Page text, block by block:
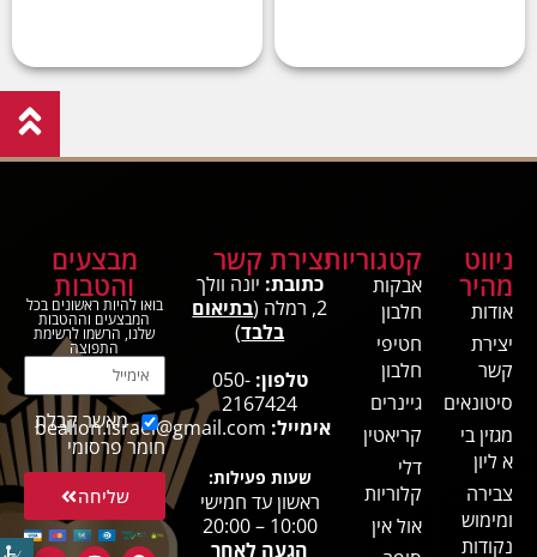
ניווט
מהיר
אודות
יצירת
קשר
סיטונאים
מגזין בי
א ליון
צבירה
ומימוש
נקודות
קטגוריות
אבקות
חלבון
חטיפי
חלבון
גיינרים
קריאטין
דלי
קלוריות
אול אין
יצירת קשר
כתובת: יונה וולך
2, רמלה (
בתיאום
בלבד)
טלפון: 050-
2167424
אימייל: bealion.israel@gmail.com
שעות פעילות:
ראשון עד חמישי
10:00 – 20:00
הגעה לאחר
מבצעים
והטבות
בואו להיות ראשונים בכל
המבצעים וההטבות
שלנו, הרשמו לרשימת
התפוצה
מאשר קבלת
חומר פרסומי
שליחה